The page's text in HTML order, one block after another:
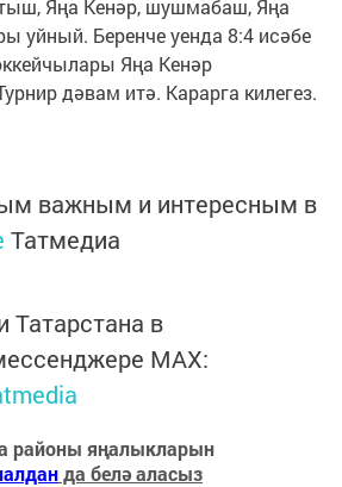
Яңа Кенәр, шушмабаш, Яңа
уйный. Беренче уенда 8:4 исәбе
Яңа Кенәр
дәвам итә. Карарга килегез.
важным и интересным в
Татмедиа
Татарстана в
MАХ:
районы яңалыкларын
да белә аласыз